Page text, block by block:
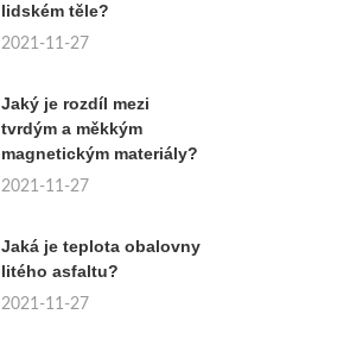
lidském těle?
2021-11-27
Jaký je rozdíl mezi
tvrdým a měkkým
magnetickým materiály?
2021-11-27
Jaká je teplota obalovny
litého asfaltu?
2021-11-27